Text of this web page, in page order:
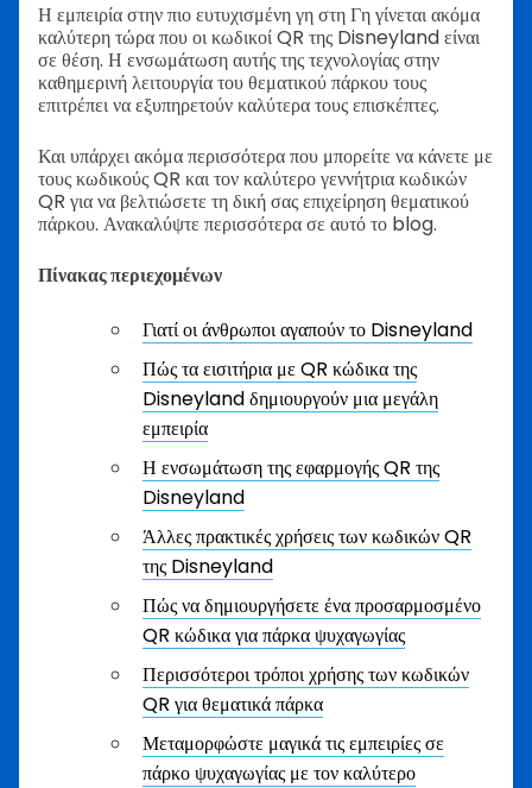
Η εμπειρία στην πιο ευτυχισμένη γη στη Γη γίνεται ακόμα
καλύτερη τώρα που οι κωδικοί QR της Disneyland είναι
σε θέση. Η ενσωμάτωση αυτής της τεχνολογίας στην
καθημερινή λειτουργία του θεματικού πάρκου τους
επιτρέπει να εξυπηρετούν καλύτερα τους επισκέπτες.
Και υπάρχει ακόμα περισσότερα που μπορείτε να κάνετε με
τους κωδικούς QR και τον καλύτερο γεννήτρια κωδικών
QR για να βελτιώσετε τη δική σας επιχείρηση θεματικού
πάρκου. Ανακαλύψτε περισσότερα σε αυτό το blog.
Πίνακας περιεχομένων
Γιατί οι άνθρωποι αγαπούν το Disneyland
Πώς τα εισιτήρια με QR κώδικα της
Disneyland δημιουργούν μια μεγάλη
εμπειρία
Η ενσωμάτωση της εφαρμογής QR της
Disneyland
Άλλες πρακτικές χρήσεις των κωδικών QR
της Disneyland
Πώς να δημιουργήσετε ένα προσαρμοσμένο
QR κώδικα για πάρκα ψυχαγωγίας
Περισσότεροι τρόποι χρήσης των κωδικών
QR για θεματικά πάρκα
Μεταμορφώστε μαγικά τις εμπειρίες σε
πάρκο ψυχαγωγίας με τον καλύτερο